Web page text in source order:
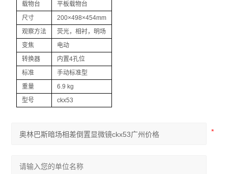
奥林巴斯BX53生物显微镜
奥林巴斯BX43生物显微镜
奥林巴斯CX43生物显微镜
显微镜
尼康Ts2倒置显微镜
奥林巴斯CX33生物显微镜
奥林巴斯CX23生物显微镜
载物台
平板载物台
尺寸
200×498×454mm
观察方法
荧光，相衬，明场
变焦
电动
转换器
内置4孔位
标准
手动标准型
重量
6.9 kg
型号
ckx53